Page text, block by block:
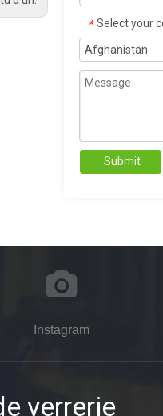
* Select your
Submit
Instagram
verrerie